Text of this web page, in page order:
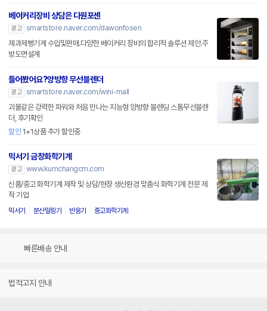
베이커리장비 상담은 다원포센
광고 smartstore.naver.com/dawonfosen
제과제빵기계 수입및판매.다양한 베이커리 장비의 합리적 솔루션 제안.주
방도면설계
들어봤어요?양방향 무선블렌더
광고 smartstore.naver.com/wini-mall
괴물같은 강력한 파워와 처음 만나는 지능형 양방향 블렌딩 스톰무선블렌
더, 후기확인
할인 1+1상품 추가 할인중
믹서기 금창화학기계
광고 www.kumchangcm.com
신품/중고 화학기계 제작 및 상담/현장 생산환경 맞춤식 화학기계 전문 제
작 기업
믹서기 분산밀링기 반응기 중고화학기계
빠른배송 안내
법적고지 안내